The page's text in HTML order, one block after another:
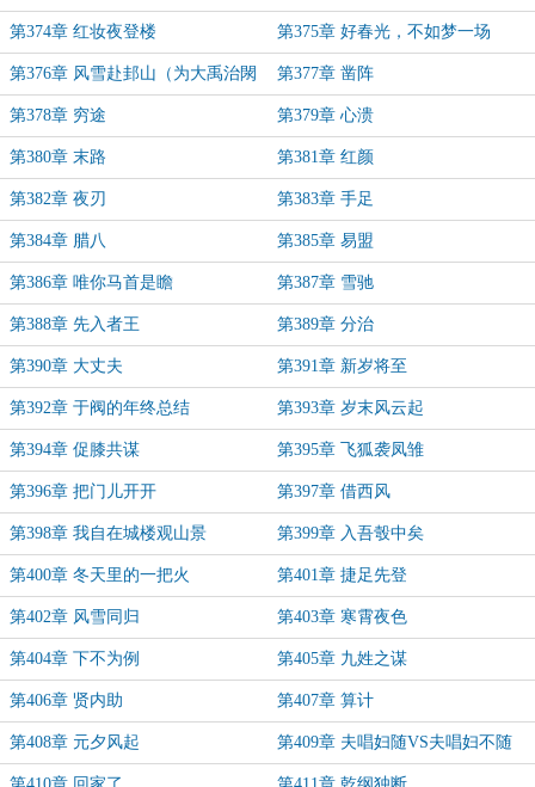
第374章 红妆夜登楼 第375章 好春光，不如梦一场
第376章 风雪赴邽山（为大禹治閖
盟主加更）
第377章 凿阵
第378章 穷途 第379章 心溃
第380章 末路 第381章 红颜
第382章 夜刃 第383章 手足
第384章 腊八 第385章 易盟
第386章 唯你马首是瞻 第387章 雪驰
第388章 先入者王 第389章 分治
第390章 大丈夫 第391章 新岁将至
第392章 于阀的年终总结 第393章 岁末风云起
第394章 促膝共谋 第395章 飞狐袭凤雏
第396章 把门儿开开 第397章 借西风
第398章 我自在城楼观山景 第399章 入吾彀中矣
第400章 冬天里的一把火 第401章 捷足先登
第402章 风雪同归 第403章 寒霄夜色
第404章 下不为例 第405章 九姓之谋
第406章 贤内助 第407章 算计
第408章 元夕风起 第409章 夫唱妇随VS夫唱妇不随